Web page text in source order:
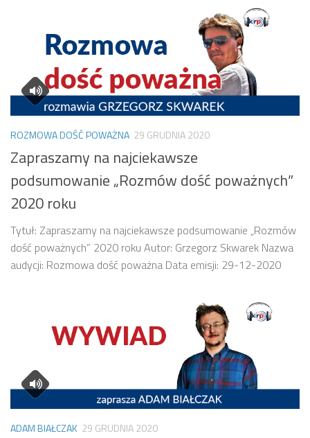
ROZMOWA DOŚĆ POWAŻNA 29 GRUDNIA 2020
Zapraszamy na najciekawsze
podsumowanie „Rozmów dość poważnych”
2020 roku
Tytuł: Zapraszamy na najciekawsze podsumowanie „Rozmów
dość poważnych” 2020 roku Autor: Grzegorz Skwarek Nazwa
audycji: Rozmowa dość poważna Data emisji: 29-12-2020
ADAM BIAŁCZAK 29 GRUDNIA 2020